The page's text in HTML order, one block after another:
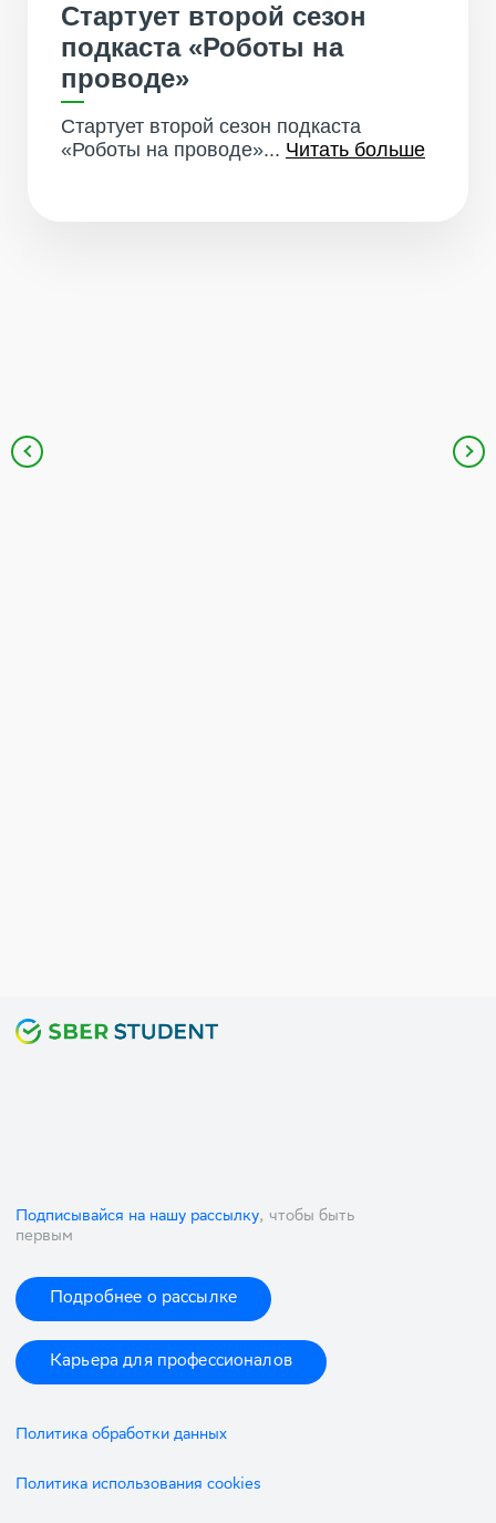
Стартует второй сезон
подкаста «Роботы на
проводе»
Стартует второй сезон подкаста
«Роботы на проводе»... Читать больше
Подписывайся на нашу рассылку, чтобы быть
первым
Подробнее о рассылке
Карьера для профессионалов
Политика обработки данных
Политика использования cookies